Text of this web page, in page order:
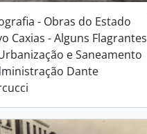
área de transferência
- Obras do Estado
Caxias - Alguns Flagrantes
e Saneamento
Dante